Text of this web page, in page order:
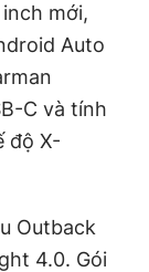
mới,
Auto
C và tính
độ X-
Outback
4.0. Gói